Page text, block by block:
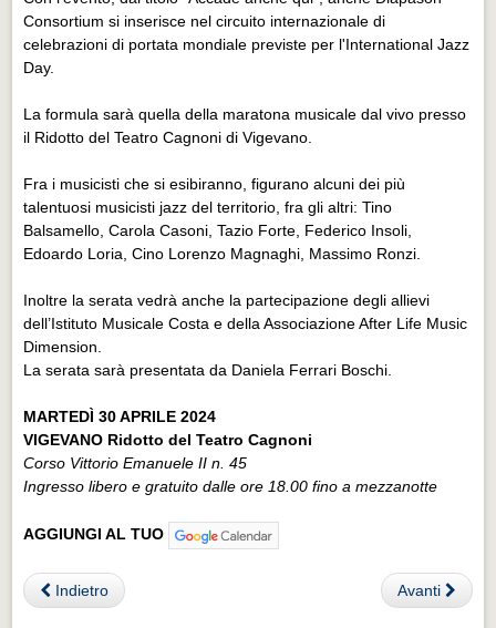
Consortium si inserisce nel circuito internazionale di
celebrazioni di portata mondiale previste per l'International Jazz
Day.
La formula sarà quella della maratona musicale dal vivo presso
il Ridotto del Teatro Cagnoni di Vigevano.
Fra i musicisti che si esibiranno, figurano alcuni dei più
talentuosi musicisti jazz del territorio, fra gli altri: Tino
Balsamello, Carola Casoni, Tazio Forte, Federico Insoli,
Edoardo Loria, Cino Lorenzo Magnaghi, Massimo Ronzi.
Inoltre la serata vedrà anche la partecipazione degli allievi
dell’Istituto Musicale Costa e della Associazione After Life Music
Dimension.
La serata sarà presentata da Daniela Ferrari Boschi.
MARTEDÌ 30 APRILE 2024
VIGEVANO Ridotto del Teatro Cagnoni
Corso Vittorio Emanuele II n. 45
Ingresso libero e gratuito dalle ore 18.00 fino a mezzanotte
AGGIUNGI AL TUO
Indietro Avanti